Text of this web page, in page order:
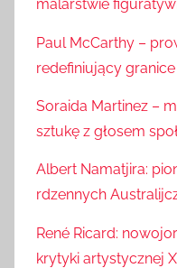
malarstwie
Paul McCarthy –
redefiniujący
Soraida Martinez –
sztukę z głosem
Albert Namatjira:
rdzennych
René Ricard:
krytyki artystycznej